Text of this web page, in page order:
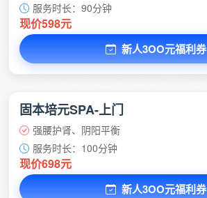
服务时长：90分钟
现价598元
新人3OO元福利券
固本培元SPA-上门
强腰护肾、阴阳平衡
服务时长：100分钟
现价698元
新人3OO元福利券